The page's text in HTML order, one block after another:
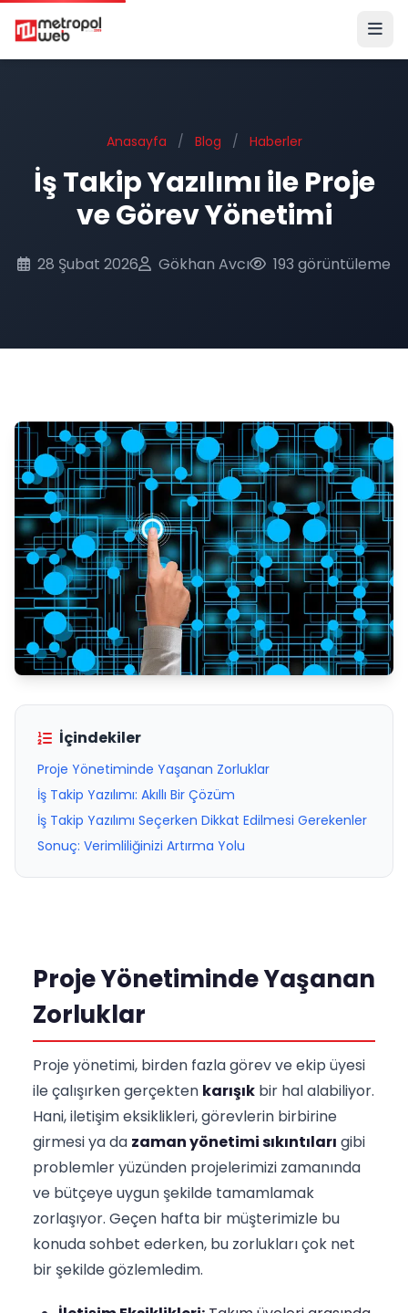
Ana içeriğe geç
Anasayfa / Blog / Haberler
İş Takip Yazılımı ile Proje
ve Görev Yönetimi
28 Şubat 2026 Gökhan Avcı 193 görüntüleme
İçindekiler
Proje Yönetiminde Yaşanan Zorluklar
İş Takip Yazılımı: Akıllı Bir Çözüm
İş Takip Yazılımı Seçerken Dikkat Edilmesi Gerekenler
Sonuç: Verimliliğinizi Artırma Yolu
Proje Yönetiminde Yaşanan
Zorluklar
Proje yönetimi, birden fazla görev ve ekip üyesi
ile çalışırken gerçekten karışık bir hal alabiliyor.
Hani, iletişim eksiklikleri, görevlerin birbirine
girmesi ya da zaman yönetimi sıkıntıları gibi
problemler yüzünden projelerimizi zamanında
ve bütçeye uygun şekilde tamamlamak
zorlaşıyor. Geçen hafta bir müşterimizle bu
konuda sohbet ederken, bu zorlukları çok net
bir şekilde gözlemledim.